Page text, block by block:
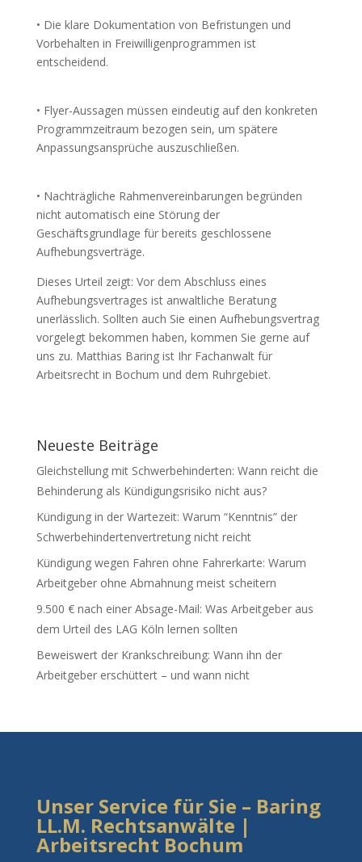
• Die klare Dokumentation von Befristungen und
Vorbehalten in Freiwilligenprogrammen ist
entscheidend.
• Flyer-Aussagen müssen eindeutig auf den konkreten
Programmzeitraum bezogen sein, um spätere
Anpassungsansprüche auszuschließen.
• Nachträgliche Rahmenvereinbarungen begründen
nicht automatisch eine Störung der
Geschäftsgrundlage für bereits geschlossene
Aufhebungsverträge.
Dieses Urteil zeigt: Vor dem Abschluss eines
Aufhebungsvertrages ist anwaltliche Beratung
unerlässlich. Sollten auch Sie einen Aufhebungsvertrag
vorgelegt bekommen haben, kommen Sie gerne auf
uns zu. Matthias Baring ist Ihr Fachanwalt für
Arbeitsrecht in Bochum und dem Ruhrgebiet.
Neueste Beiträge
Gleichstellung mit Schwerbehinderten: Wann reicht die
Behinderung als Kündigungsrisiko nicht aus?
Kündigung in der Wartezeit: Warum “Kenntnis” der
Schwerbehindertenvertretung nicht reicht
Kündigung wegen Fahren ohne Fahrerkarte: Warum
Arbeitgeber ohne Abmahnung meist scheitern
9.500 € nach einer Absage-Mail: Was Arbeitgeber aus
dem Urteil des LAG Köln lernen sollten
Beweiswert der Krankschreibung: Wann ihn der
Arbeitgeber erschüttert – und wann nicht
Unser Service für Sie – Baring
LL.M. Rechtsanwälte |
Arbeitsrecht Bochum